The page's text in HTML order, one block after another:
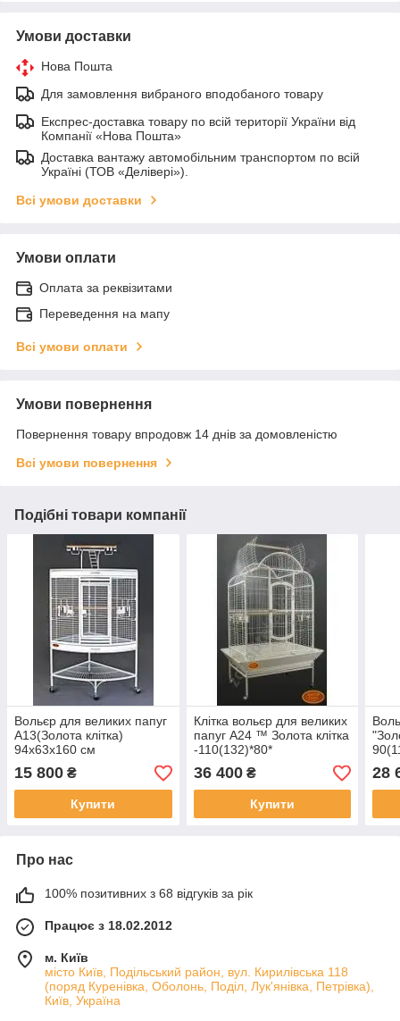
Умови доставки
Нова Пошта
Для замовлення вибраного вподобаного товару
Експрес-доставка товару по всій території України від
Компанії «Нова Пошта»
Доставка вантажу автомобільним транспортом по всій
Україні (ТОВ «Делівері»).
Всі умови доставки
Умови оплати
Оплата за реквізитами
Переведення на мапу
Всі умови оплати
Умови повернення
Повернення товару впродовж 14 днів за домовленістю
Всі умови повернення
Подібні товари компанії
Вольєр для великих папуг
A13(Золота клітка)
94х63х160 см
15 800 ₴
Купити
Клітка вольєр для великих
папуг A24 ™️ Золота клітка
-110(132)*80*
(102)*148(175)
36 400₴
Купити
28
Про нас
100% позитивних з 68 відгуків за рік
Працює з 18.02.2012
м. Київ
місто Київ, Подільський район, вул. Кирилівська 118
(поряд Куренівка, Оболонь, Поділ, Лук'янівка, Петрівка),
Київ, Україна